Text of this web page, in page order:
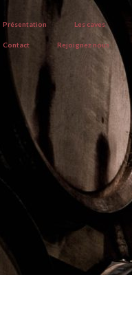
Présentation Les caves
Contact Rejoignez nous